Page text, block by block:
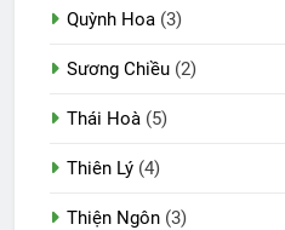
Quỳnh Hoa (3)
Sương Chiều (2)
Thái Hoà (5)
Thiên Lý (4)
Thiện Ngôn (3)